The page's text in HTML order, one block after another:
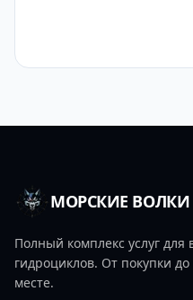
МОРСКИЕ ВОЛКИ
Полный комплекс услуг для
гидроциклов. От покупки
месте.